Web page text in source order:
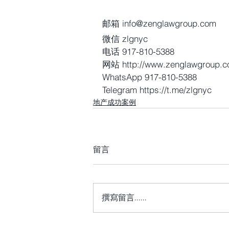
邮箱 info@zenglawgroup.com
微信 zlgnyc
电话 917-810-5388
网站 http://
WhatsApp 917-810-5388
Telegram https://t.me/zlgnyc
地产成功案例
留言
撰寫留言......